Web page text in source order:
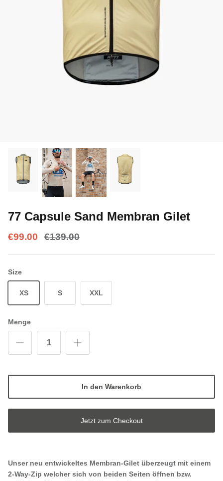
77 Capsule Sand Membran Gilet
€99.00 €139.00
Size
XS S XXL
Menge
In den Warenkorb
Jetzt zum Checkout
Unser neu entwickeltes Membran-Gilet überzeugt mit einem
2-Way-Zip welcher sich von beiden Seiten öffnen bzw.